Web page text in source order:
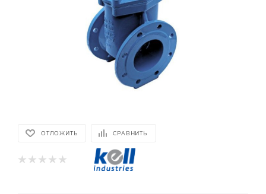
ОТЛОЖИТЬ СРАВНИТЬ